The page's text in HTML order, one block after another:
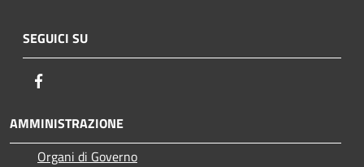
SEGUICI SU
AMMINISTRAZIONE
Organi di Governo